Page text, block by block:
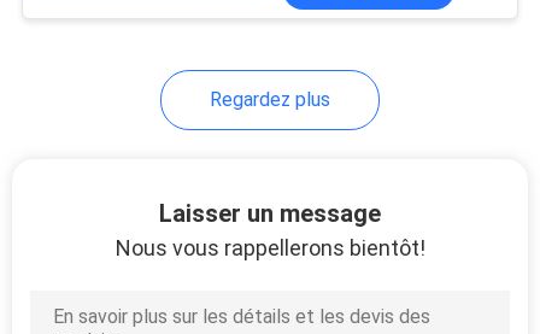
Tin Plated Steel
Regardez plus
Laisser un message
Nous vous rappellerons bientôt!